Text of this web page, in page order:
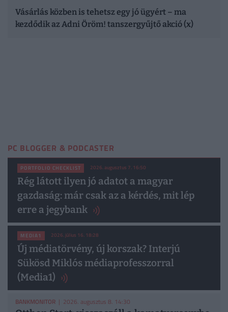
Vásárlás közben is tehetsz egy jó ügyért – ma
kezdődik az Adni Öröm! tanszergyűjtő akció (x)
PC BLOGGER & PODCASTER
PORTFOLIO CHECKLIST 2026. augusztus 7. 16:50
Rég látott ilyen jó adatot a magyar
gazdaság: már csak az a kérdés, mit lép
erre a jegybank
MEDIA1 2026. július 16. 18:28
Új médiatörvény, új korszak? Interjú
Sükösd Miklós médiaprofesszorral
(Media1)
BANKMONITOR | 2026. augusztus 8. 14:30